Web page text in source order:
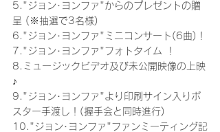
5."ジョン･ヨンファ"からのプレゼントの贈
呈 (※抽選で3名様)
6."ジョン･ヨンファ"ミニコンサート(6曲)！
7."ジョン･ヨンファ"フォトタイム ！
8.ミュージックビデオ及び未公開映像の上映
♪
9."ジョン･ヨンファ"より印刷サイン入りポ
スター手渡し！(握手会と同時進行)
10."ジョン･ヨンファ"ファンミーティング記